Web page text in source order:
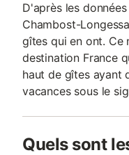
D'après les
Chambost-
gîtes qui en ont. Ce
destination France
haut de gîtes ayant
vacances sous le
Quels sont